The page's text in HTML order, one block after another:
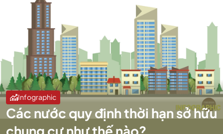
Infographic
Các nước quy định thời hạn sở hữu
chung cư như thế nào?